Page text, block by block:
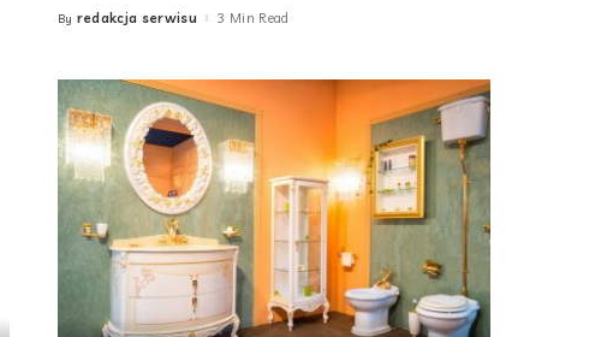
Posted
By redakcja serwisu 3 Min Read